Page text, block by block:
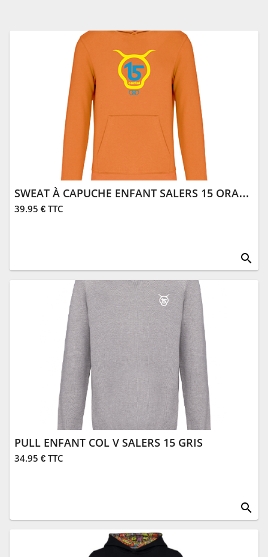
SWEAT À CAPUCHE ENFANT SALERS 15 ORANGE
39.95 € TTC
search
PULL ENFANT COL V SALERS 15 GRIS
34.95 € TTC
search